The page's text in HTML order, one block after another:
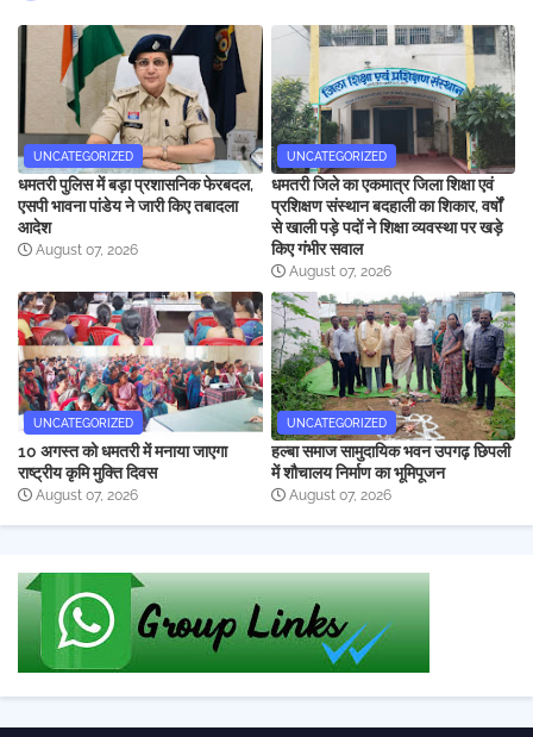
UNCATEGORIZED
धमतरी पुलिस में बड़ा प्रशासनिक फेरबदल,
एसपी भावना पांडेय ने जारी किए तबादला
आदेश
August 07, 2026
UNCATEGORIZED
धमतरी जिले का एकमात्र जिला शिक्षा एवं
प्रशिक्षण संस्थान बदहाली का शिकार, वर्षों
से खाली पड़े पदों ने शिक्षा व्यवस्था पर खड़े
किए गंभीर सवाल
August 07, 2026
UNCATEGORIZED
10 अगस्त को धमतरी में मनाया जाएगा
राष्ट्रीय कृमि मुक्ति दिवस
August 07, 2026
UNCATEGORIZED
हल्बा समाज सामुदायिक भवन उपगढ़ छिपली
में शौचालय निर्माण का भूमिपूजन
August 07, 2026